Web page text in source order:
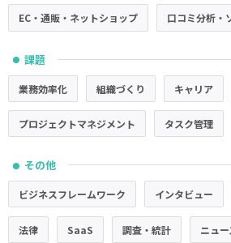
EC・通販・ネットショップ 口コミ分析・
● 課題
業務効率化 組織づくり キャリア
プロジェクトマネジメント タスク管理
● その他
ビジネスフレームワーク インタビュー
法律 SaaS 調査・統計 ニュー